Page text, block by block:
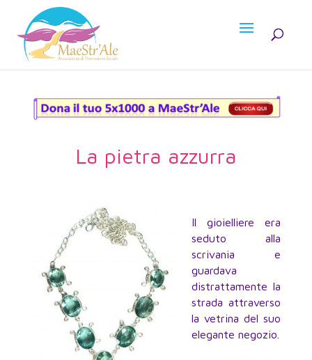
La pietra azzurra
Il gioielliere era
seduto alla
scrivania e
guardava
distrattamente la
strada attraverso
la vetrina del suo
elegante negozio.